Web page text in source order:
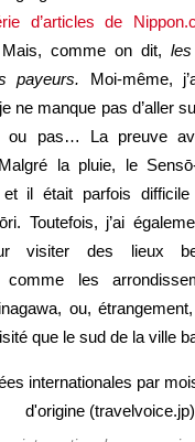
d’articles de
Mais, comme on dit,
payeurs. Moi-même,
ne manque pas d’aller
ou pas… La preuve
la pluie, le
il était parfois
Toutefois, j’ai
visiter des lieux
comme les
ou,
que le sud de la ville